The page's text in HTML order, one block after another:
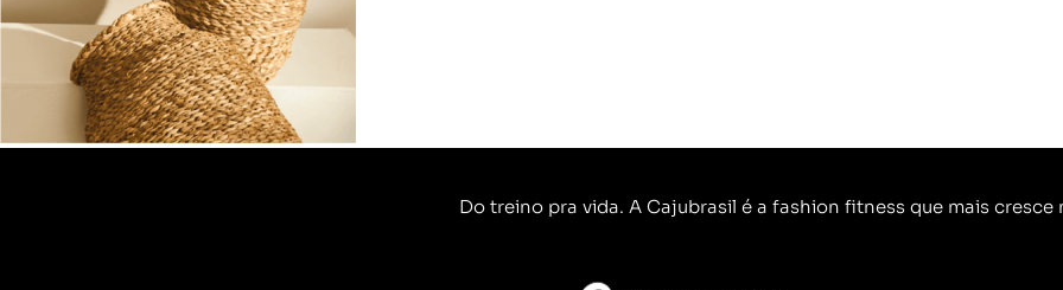
Do treino pra vida. A Cajubrasil é a fashion fitness que mais cresce